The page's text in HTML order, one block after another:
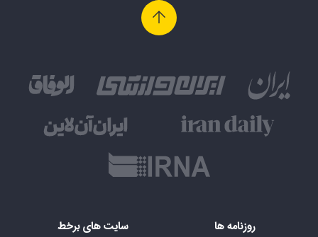
روزنامه ها سایت های برخط